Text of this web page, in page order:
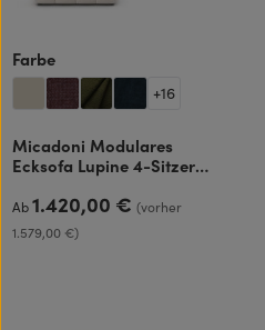
Farbeauswählen
+16
Micadoni Modulares
Ecksofa Lupine 4-Sitzer
Regulärer Preis:
Ab1.420,00 €(vorher
1.579,00 €)